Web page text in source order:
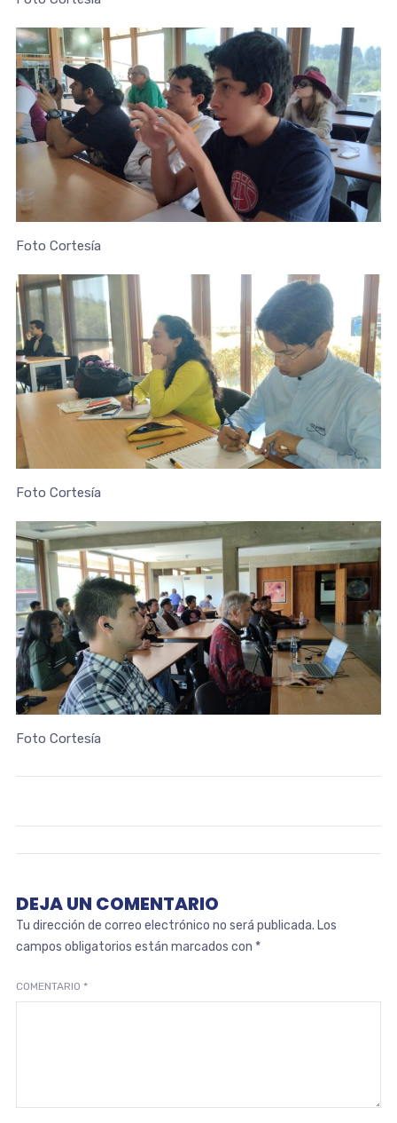
Foto Cortesía
Foto Cortesía
Foto Cortesía
DEJA UN COMENTARIO
Tu dirección de correo electrónico no será publicada. Los
campos obligatorios están marcados con *
COMENTARIO *